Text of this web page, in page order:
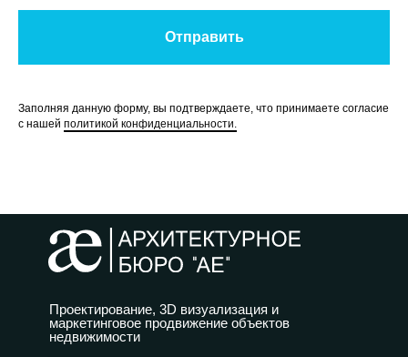
Отправить
Заполняя данную форму, вы подтверждаете, что принимаете согласие
с нашей политикой конфиденциальности.
Проектирование, 3D визуализация и
маркетинговое продвижение объектов
недвижимости